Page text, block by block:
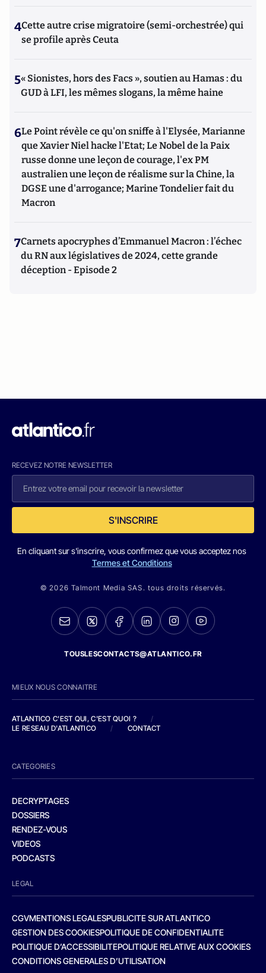
4Cette autre crise migratoire (semi-orchestrée) qui
se profile après Ceuta
5« Sionistes, hors des Facs », soutien au Hamas : du
GUD à LFI, les mêmes slogans, la même haine
6Le Point révèle ce qu'on sniffe à l'Elysée, Marianne
que Xavier Niel hacke l'Etat; Le Nobel de la Paix
russe donne une leçon de courage, l'ex PM
australien une leçon de réalisme sur la Chine, la
DGSE une d'arrogance; Marine Tondelier fait du
Macron
7Carnets apocryphes d’Emmanuel Macron : l’échec
du RN aux législatives de 2024, cette grande
déception - Episode 2
RECEVEZ NOTRE NEWSLETTER
S'INSCRIRE
En cliquant sur s'inscrire, vous confirmez que vous acceptez nos
Termes et Conditions
© 2026 Talmont Media SAS. tous droits réservés.
TOUSLESCONTACTS@ATLANTICO.FR
MIEUX NOUS CONNAITRE
ATLANTICO C'EST QUI, C'EST QUOI ?
/
LE RESEAU D'ATLANTICO
/ CONTACT
CATEGORIES
DECRYPTAGES
DOSSIERS
RENDEZ-VOUS
VIDEOS
PODCASTS
LEGAL
CGVMENTIONS LEGALESPUBLICITE SUR ATLANTICO
GESTION DES COOKIESPOLITIQUE DE CONFIDENTIALITE
POLITIQUE D’ACCESSIBILITEPOLITIQUE RELATIVE AUX COOKIES
CONDITIONS GENERALES D’UTILISATION